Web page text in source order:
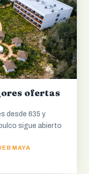
ofertas
desde 635 y
sigue abierto
MAYA